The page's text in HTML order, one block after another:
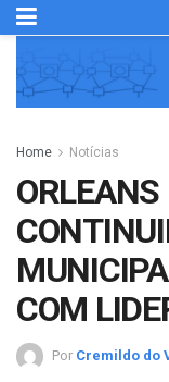
Home Notícias
COM
Por Cremildo do